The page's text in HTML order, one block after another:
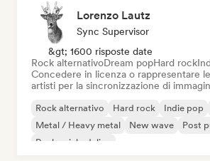
Lorenzo Lautz
Sync Supervisor
&gt; 1600 risposte date
Rock alternativoDream popHard rock
Concedere in licenza o rappresentare
artisti per la sincronizzazione di
Rock alternativo Hard rock Indie pop
Metal / Heavy metal
New wave
Post
Rock psichedelico